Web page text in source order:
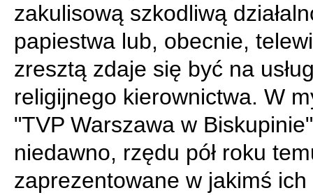
zakulisową szkodliwą
papiestwa lub, obecnie,
zresztą zdaje się być na
religijnego kierownictwa. W
"TVP Warszawa w
niedawno, rzędu pół roku
zaprezentowane w jakimś ich